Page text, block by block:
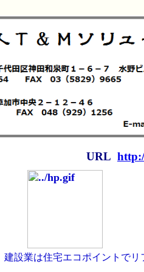
URL
建設業は住宅エコポイントで